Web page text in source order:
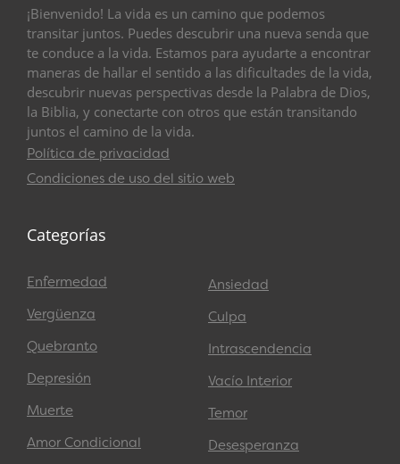
¡Bienvenido! La vida es un camino que podemos
transitar juntos. Puedes descubrir una nueva senda que
te conduce a la vida. Estamos para ayudarte a encontrar
maneras de hallar el sentido a las dificultades de la vida,
descubrir nuevas perspectivas desde la Palabra de Dios,
la Biblia, y conectarte con otros que están transitando
juntos el camino de la vida.
Política de privacidad
Condiciones de uso del sitio web
Categorías
Enfermedad
Vergüenza
Quebranto
Depresión
Muerte
Amor Condicional
Ansiedad
Culpa
Intrascendencia
Vacío Interior
Temor
Desesperanza